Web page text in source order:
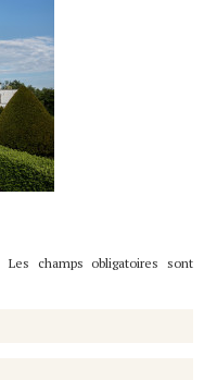
Les champs obligatoires sont